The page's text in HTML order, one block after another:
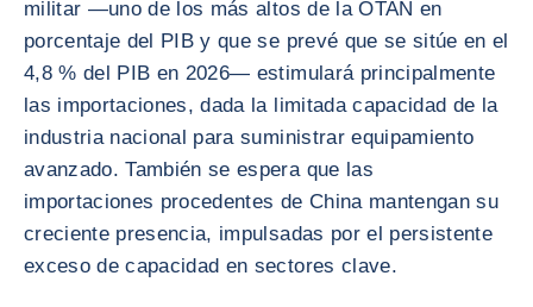
militar —uno de los más altos de la OTAN en
porcentaje del PIB y que se prevé que se sitúe en el
4,8 % del PIB en 2026— estimulará principalmente
las importaciones, dada la limitada capacidad de la
industria nacional para suministrar equipamiento
avanzado. También se espera que las
importaciones procedentes de China mantengan su
creciente presencia, impulsadas por el persistente
exceso de capacidad en sectores clave.